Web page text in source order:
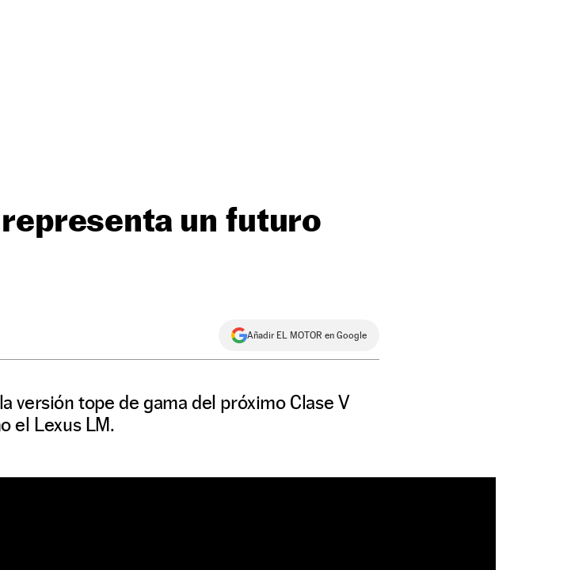
un futuro
Añadir EL MOTOR en Google
versión tope de gama del próximo Clase V
el Lexus LM.